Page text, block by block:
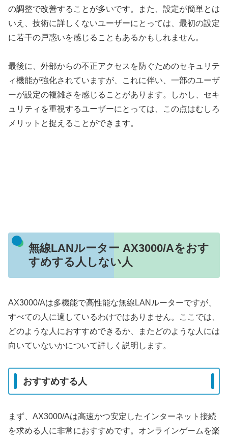
の調整で改善することが多いです。また、設定が簡単とは
いえ、技術に詳しくないユーザーにとっては、最初の設定
に若干の戸惑いを感じることもあるかもしれません。
最後に、外部からの不正アクセスを防ぐためのセキュリテ
ィ機能が強化されていますが、これに伴い、一部のユーザ
ーが設定の複雑さを感じることがあります。しかし、セキ
ュリティを重視するユーザーにとっては、この点はむしろ
メリットと捉えることができます。
無線LANルーター AX3000/Aをおす
すめする人しない人
AX3000/Aは多機能で高性能な無線LANルーターですが、
すべての人に適しているわけではありません。ここでは、
どのような人におすすめできるか、またどのような人には
向いていないかについて詳しく説明します。
おすすめする人
まず、AX3000/Aは高速かつ安定したインターネット接続
を求める人に非常におすすめです。オンラインゲームを楽